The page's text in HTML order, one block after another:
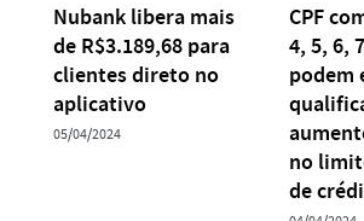
Nubank libera mais
de R$3.189,68 para
clientes direto no
aplicativo
05/04/2024
CPF
4, 5, 6,
podem
no
de